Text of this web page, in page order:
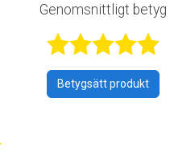
Genomsnittligt betyg
Betygsätt produkt
Betygsatt 5 av 5 stjärnor